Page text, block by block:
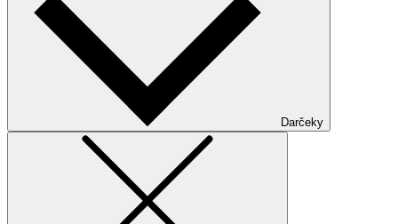
Darčeky